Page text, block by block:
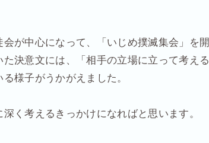
が中心になって、「いじめ撲滅集会」を開
決意文には、「相手の立場に立って考える
様子がうかがえました。
く考えるきっかけになればと思います。